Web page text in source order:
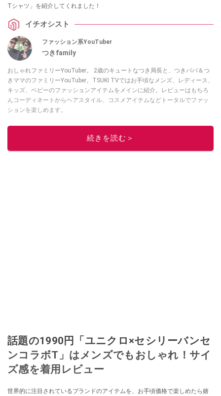
Tシャツ」を紹介してくれました！
イチオシスト
ファッション系YouTuber
つきfamily
おしゃれファミリーYouTuber。 2歳のキュートなつき局長と、つきパパ＆つ
きママのファミリーYouTuber。TSUKI TVではお手頃なメンズ、レディース、
キッズ、ベビーのファッションアイテムをメインに紹介。レビューはもちろ
んコーディネートからヘアスタイル、コスメアイテムなどトータルでファッ
ションを楽しめます。
このイチオシストの他の記事を読む
続きを読む＞
話題の1990円「ユニクロ×セシリーバンセ
ンコラボT」はメンズでもおしゃれ！サイ
ズ感を着用レビュー
世界的に注目されているブランドのアイテムを、お手頃価格で楽しめたら嬉